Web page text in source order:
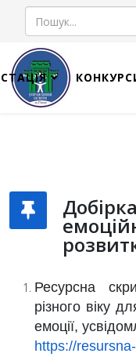
Пошук
Ресурсна
різного віку
емоції,
https://